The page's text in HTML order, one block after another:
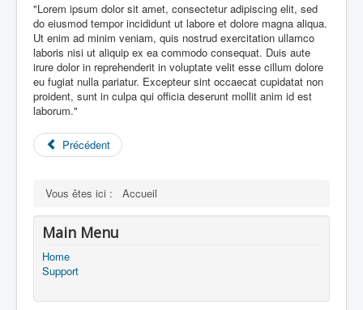
"Lorem ipsum dolor sit amet, consectetur adipiscing elit, sed
do eiusmod tempor incididunt ut labore et dolore magna aliqua.
Ut enim ad minim veniam, quis nostrud exercitation ullamco
laboris nisi ut aliquip ex ea commodo consequat. Duis aute
irure dolor in reprehenderit in voluptate velit esse cillum dolore
eu fugiat nulla pariatur. Excepteur sint occaecat cupidatat non
proident, sunt in culpa qui officia deserunt mollit anim id est
laborum."
Précédent
Vous êtes ici : Accueil
Main Menu
Home
Support